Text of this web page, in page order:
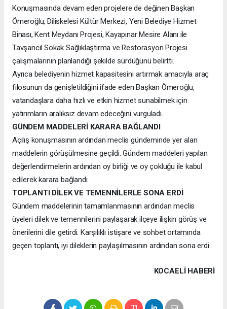
Konuşmasında devam eden projelere de değinen Başkan
Ömeroğlu, Diliskelesi Kültür Merkezi, Yeni Belediye Hizmet
Binası, Kent Meydanı Projesi, Kayapınar Mesire Alanı ile
Tavşancıl Sokak Sağlıklaştırma ve Restorasyon Projesi
çalışmalarının planlandığı şekilde sürdüğünü belirtti.
Ayrıca belediyenin hizmet kapasitesini artırmak amacıyla araç
filosunun da genişletildiğini ifade eden Başkan Ömeroğlu,
vatandaşlara daha hızlı ve etkin hizmet sunabilmek için
yatırımların aralıksız devam edeceğini vurguladı.
GÜNDEM MADDELERİ KARARA BAĞLANDI
Açılış konuşmasının ardından meclis gündeminde yer alan
maddelerin görüşülmesine geçildi. Gündem maddeleri yapılan
değerlendirmelerin ardından oy birliği ve oy çokluğu ile kabul
edilerek karara bağlandı.
TOPLANTI DİLEK VE TEMENNİLERLE SONA ERDİ
Gündem maddelerinin tamamlanmasının ardından meclis
üyeleri dilek ve temennilerini paylaşarak ilçeye ilişkin görüş ve
önerilerini dile getirdi. Karşılıklı istişare ve sohbet ortamında
geçen toplantı, iyi dileklerin paylaşılmasının ardından sona erdi.
KOCAELI HABERİ